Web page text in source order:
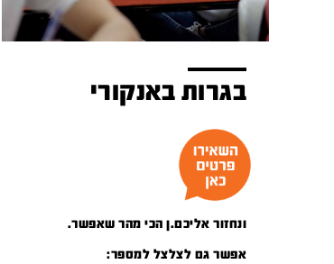
בגרות באנקורי
ונחזור אליכם.ן הכי מהר שאפשר.
אפשר גם לצלצל למספר: